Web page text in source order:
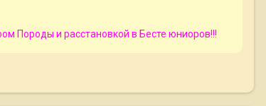
Породы и расстановкой в Бесте юниоров!!!